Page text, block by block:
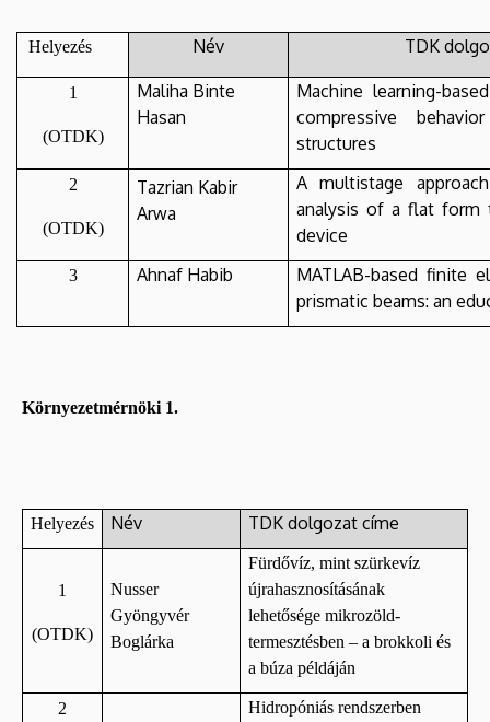
Helyezés Név TDK
1
(OTDK)
Maliha Binte
Hasan
Machine learning-
compressive
structures
2
(OTDK)
Tazrian Kabir
Arwa
A multistage
analysis of a flat form
device
3 Ahnaf Habib
MATLAB-based finite
prismatic beams: an
Környezetmérnöki 1.
Helyezés Név TDK dolgozat címe
1
(OTDK)
Nusser
Gyöngyvér
Boglárka
Fürdővíz, mint szürkevíz
újrahasznosításának
lehetősége mikrozöld-
termesztésben – a brokkoli és
a búza példáján
2
Hidropóniás rendszerben